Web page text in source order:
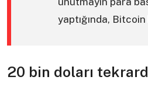
yaptığında,
20 bin doları